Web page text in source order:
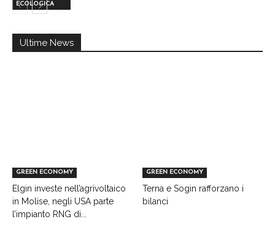
ECOLOGICA
Ultime News
GREEN ECONOMY
Elgin investe nell’agrivoltaico
in Molise, negli USA parte
l’impianto RNG di...
GREEN ECONOMY
Terna e Sogin rafforzano i
bilanci